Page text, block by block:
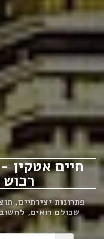
חיים אטקין
פתרונות יצירתיים,
שכולם רואים,